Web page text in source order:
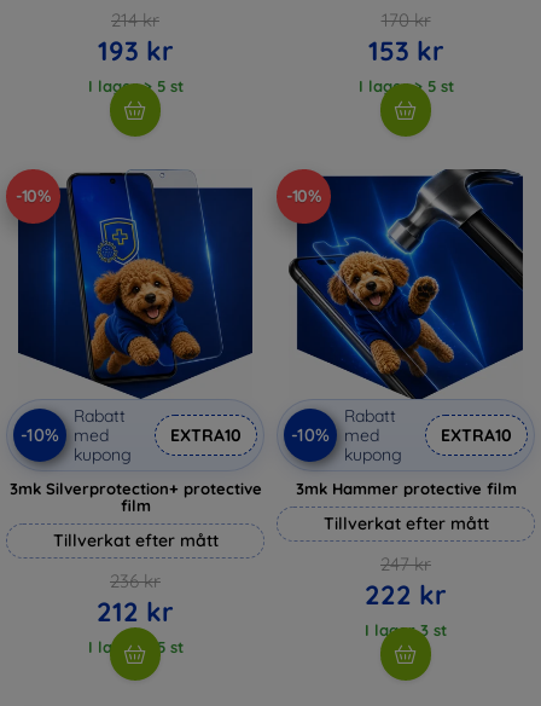
214 kr
193 kr
I lager > 5 st
170 kr
153 kr
I lager > 5 st
-10%
-10%
Rabatt
med
kupong
EXTRA10
3mk Silverprotection+ protective
film
Tillverkat efter mått
236 kr
212 kr
I lager > 5 st
-10%
-10%
Rabatt
med
kupong
EXTRA10
3mk Hammer protective film
Tillverkat efter mått
247 kr
222 kr
I lager 3 st